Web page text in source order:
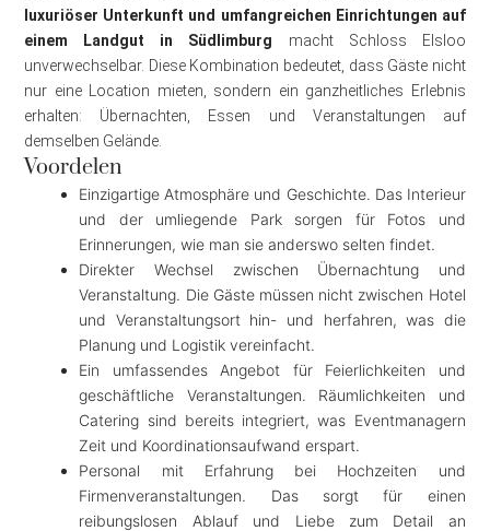
luxuriöser Unterkunft und umfangreichen Einrichtungen auf
einem Landgut in Südlimburg macht Schloss Elsloo
unverwechselbar. Diese Kombination bedeutet, dass Gäste nicht
nur eine Location mieten, sondern ein ganzheitliches Erlebnis
erhalten: Übernachten, Essen und Veranstaltungen auf
demselben Gelände.
Voordelen
Einzigartige Atmosphäre und Geschichte. Das Interieur
und der umliegende Park sorgen für Fotos und
Erinnerungen, wie man sie anderswo selten findet.
Direkter Wechsel zwischen Übernachtung und
Veranstaltung. Die Gäste müssen nicht zwischen Hotel
und Veranstaltungsort hin- und herfahren, was die
Planung und Logistik vereinfacht.
Ein umfassendes Angebot für Feierlichkeiten und
geschäftliche Veranstaltungen. Räumlichkeiten und
Catering sind bereits integriert, was Eventmanagern
Zeit und Koordinationsaufwand erspart.
Personal mit Erfahrung bei Hochzeiten und
Firmenveranstaltungen. Das sorgt für einen
reibungslosen Ablauf und Liebe zum Detail an